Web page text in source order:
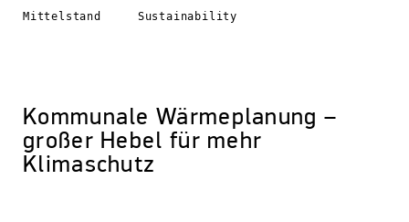
Mittelstand
Sustainability
Kommunale Wärmeplanung –
großer Hebel für mehr
Klimaschutz